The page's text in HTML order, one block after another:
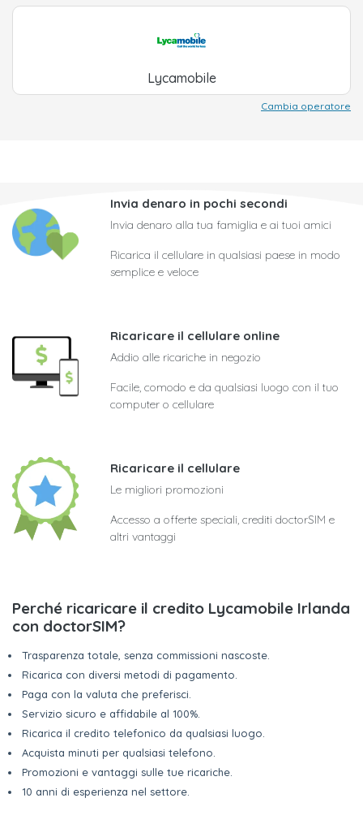
Lycamobile
Cambia operatore
Invia denaro in pochi secondi
Invia denaro alla tua famiglia e ai tuoi amici
Ricarica il cellulare in qualsiasi paese in modo
semplice e veloce
Ricaricare il cellulare online
Addio alle ricariche in negozio
Facile, comodo e da qualsiasi luogo con il tuo
computer o cellulare
Ricaricare il cellulare
Le migliori promozioni
Accesso a offerte speciali, crediti doctorSIM e
altri vantaggi
Perché ricaricare il credito Lycamobile Irlanda
con doctorSIM?
Trasparenza totale, senza commissioni nascoste.
Ricarica con diversi metodi di pagamento.
Paga con la valuta che preferisci.
Servizio sicuro e affidabile al 100%.
Ricarica il credito telefonico da qualsiasi luogo.
Acquista minuti per qualsiasi telefono.
Promozioni e vantaggi sulle tue ricariche.
10 anni di esperienza nel settore.